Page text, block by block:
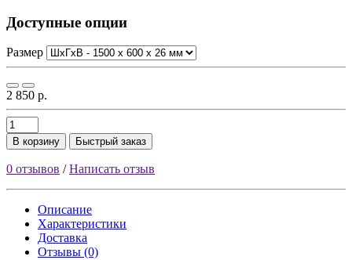
Доступные опции
Размер
2 850 р.
В корзину Быстрый заказ
0 отзывов /Написать отзыв
Описание
Характеристики
Доставка
Отзывы (0)